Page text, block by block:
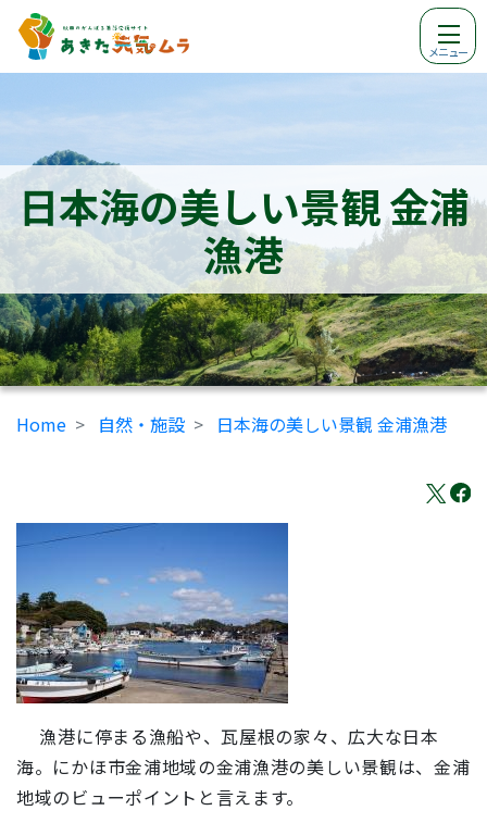
メニュー
日本海の美しい景観 金浦
漁港
Home 自然・施設 日本海の美しい景観 金浦漁港
漁港に停まる漁船や、瓦屋根の家々、広大な日本
海。にかほ市金浦地域の金浦漁港の美しい景観は、金浦
地域のビューポイントと言えます。